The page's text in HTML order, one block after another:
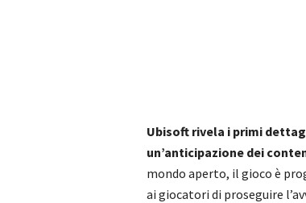
Ubisoft rivela i primi
un’anticipazione dei
mondo aperto, il gioco è
ai giocatori di proseguire